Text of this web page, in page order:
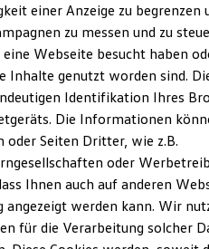
6
und Updates
Ihrem ID.
einer Anzeige zu begrenzen
zu messen und zu
Webseite besucht haben
Inhalte genutzt worden sind.
Identifikation Ihres
Die Informationen
oder Seiten Dritter, wie z.B.
oder
Ihnen auch auf anderen
angezeigt werden kann. Wir
für die Verarbeitung solcher